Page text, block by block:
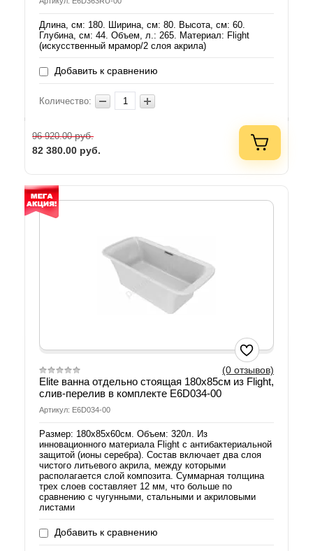
Длина, см: 180. Ширина, см: 80. Высота, см: 60.
Глубина, см: 44. Объем, л.: 265. Материал: Flight
(искусственный мрамор/2 слоя акрила)
Добавить к сравнению
Количество:
96 920.00руб.
82 380.00 руб.
(0 отзывов)
Elite ванна отдельно стоящая 180х85см из Flight,
слив-перелив в комплекте E6D034-00
Артикул: E6D034-00
Размер: 180х85х60см. Объем: 320л. Из
инновационного материала Flight с антибактериальной
защитой (ионы серебра). Состав включает два слоя
чистого литьевого акрила, между которыми
располагается слой композита. Суммарная толщина
трех слоев составляет 12 мм, что больше по
сравнению с чугунными, стальными и акриловыми
листами
Добавить к сравнению